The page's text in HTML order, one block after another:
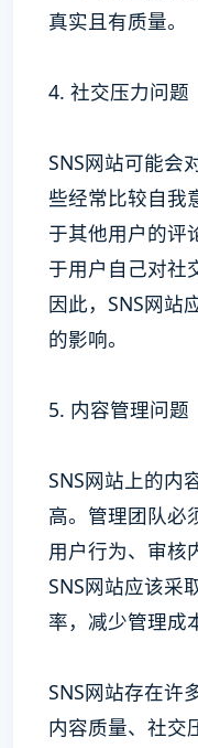
真实且有质量。
4. 社交压力问题
SNS网站可能会
些经常比较自我
于其他用户的评
于用户自己对社
因此，SNS网站
的影响。
5. 内容管理问题
SNS网站上的内
高。管理团队必
用户行为、审核
SNS网站应该采
率，减少管理成
SNS网站存在许
内容质量、社交